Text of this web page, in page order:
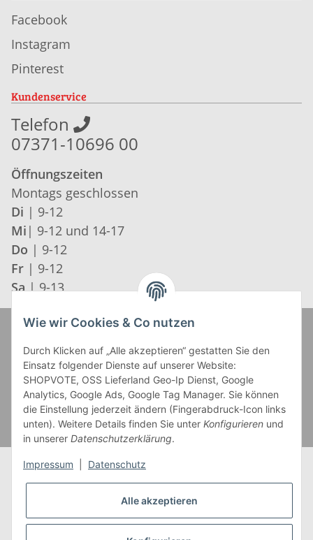
Facebook
Instagram
Pinterest
Kundenservice
Telefon
07371-10696 00
Öffnungszeiten
Montags geschlossen
Di | 9-12
Mi | 9-12 und 14-17
Do | 9-12
Fr | 9-12
Sa | 9-13
* Alle Preise inkl. gesetzlicher USt., zzgl.Versand
Wie wir Cookies & Co nutzen
Durch Klicken auf „Alle akzeptieren“ gestatten Sie den
Einsatz folgender Dienste auf unserer Website:
SHOPVOTE, OSS Lieferland Geo-Ip Dienst, Google
Analytics, Google Ads, Google Tag Manager. Sie können
die Einstellung jederzeit ändern (Fingerabdruck-Icon links
unten). Weitere Details finden Sie unter Konfigurieren und
in unserer Datenschutzerklärung.
Impressum Datenschutz
Alle akzeptieren